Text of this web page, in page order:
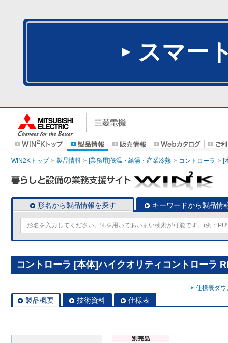
スマー
WIN2Kトップ 製品情報 [業務用]低温・給湯・産業冷熱 コントローラ [
形名から製品情報を探す キーワードから製品情
コントローラ [本体]ハイクオリティコントローラ
仕様表ダ
製品概要 技術資料 仕様表